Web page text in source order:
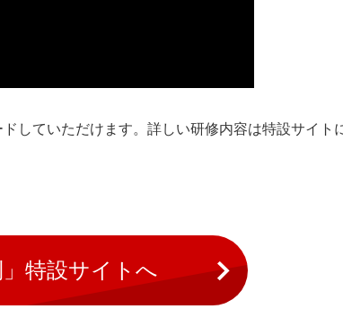
していただけます。詳しい研修内容は特設サイト
」特設サイトへ